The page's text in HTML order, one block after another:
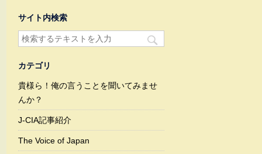
サイト内検索
カテゴリ
貴様ら！俺の言うことを聞いてみませ
んか？
J-CIA記事紹介
The Voice of Japan